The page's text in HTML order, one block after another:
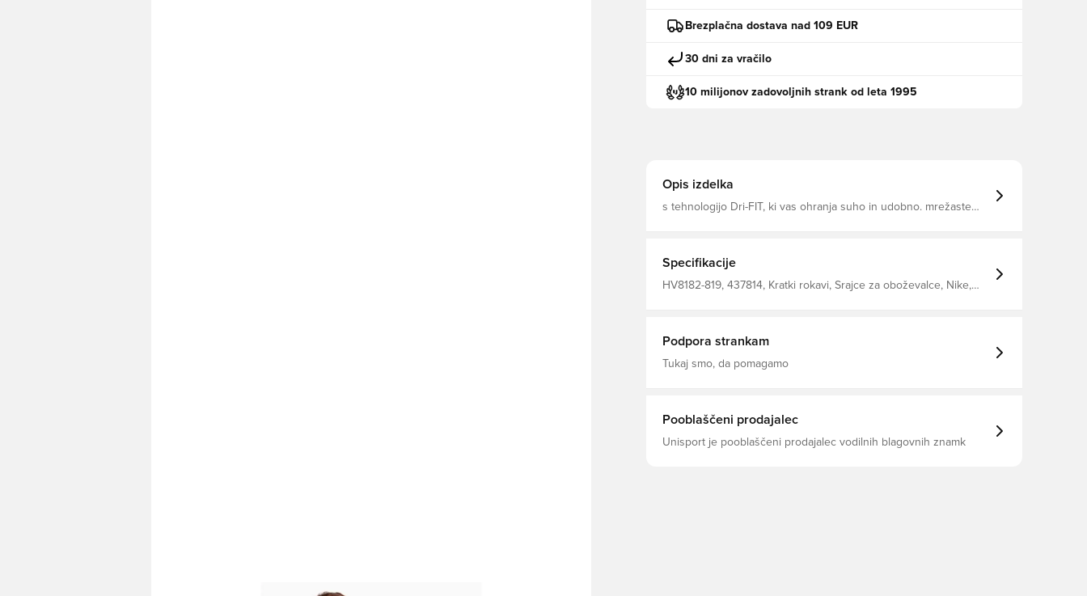
Brezplačna dostava nad 109 EUR
30 dni za vračilo
10 milijonov zadovoljnih strank od leta 1995
Opis izdelka
s tehnologijo Dri-FIT, ki vas ohranja suho in udobno. mrežaste
Specifikacije
HV8182-819, 437814, Kratki rokavi, Srajce za oboževalce, Nike,
Podpora strankam
Tukaj smo, da pomagamo
Pooblaščeni prodajalec
Unisport je pooblaščeni prodajalec vodilnih blagovnih znamk